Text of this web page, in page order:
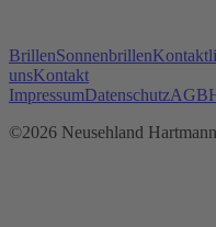
BrillenSonnenbrillen
unsKontakt
ImpressumDatenschutzAGB
©2026 Neusehland